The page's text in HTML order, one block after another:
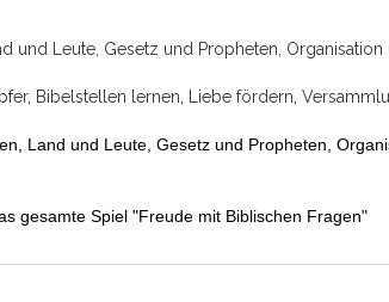
und Leute, Gesetz und Propheten,
Bibelstellen lernen, Liebe fördern,
Land und Leute, Gesetz und Propheten,
gesamte Spiel "Freude mit Biblischen Fragen"